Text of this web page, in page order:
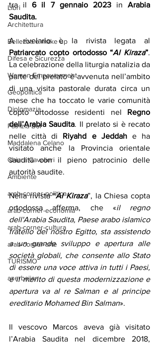
Libri
Architettura
Bellezza e make up
Difesa e Sicurezza
Women Empowerment
Geopolitica
Diplomazia
Patrizia Boi
Maddalena Celano
Chiara Cavalieri
Ambiente
arab-corner-politica
arab-corner-economia
arab-corner-cultura
arab-corner-arte
TURISMO
azerbaijan
tra il 6 il 7 gennaio 2023 in Arabia
Saudita.
Patriarcato copto ortodosso “Al Kiraza”.
La celebrazione della liturgia natalizia da
parte del prelato è avvenuta nell’ambito
di una visita pastorale durata circa un
mese che ha toccato le varie comunità
copto ortodosse residenti nel Regno
dell’Arabia Saudita. Il prelato si è recato
nelle città di Riyahd e Jeddah e ha
visitato anche la Provincia orientale
saudita con il pieno patrocinio delle
autorità saudite.
Nella rivista “Al Kiraza”, la Chiesa copta
ortodossa afferma, che «il regno
dell'Arabia Saudita, Paese arabo islamico
fratello del nostro Egitto, sta assistendo
a un grande sviluppo e apertura alle
società globali, che consente allo Stato
di essere una voce attiva in tutti i Paesi,
e il merito di questa modernizzazione e
apertura va al re Salman e al principe
ereditario Mohamed Bin Salman».
Il vescovo Marcos aveva già visitato
l’Arabia Saudita nel dicembre 2018,